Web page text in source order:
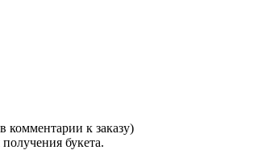
комментарии к заказу)
букета.